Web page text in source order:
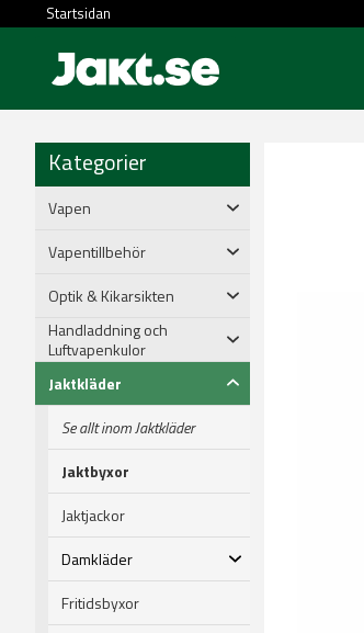
Startsidan
Kategorier
Vapen
Vapentillbehör
Optik & Kikarsikten
Handladdning och
Luftvapenkulor
Jaktkläder
Se allt inom Jaktkläder
Jaktbyxor
Jaktjackor
Damkläder
Fritidsbyxor